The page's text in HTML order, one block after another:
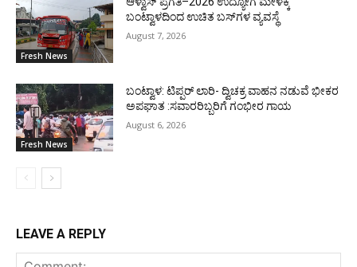
Fresh News
ಬಂಟ್ವಾಳದಿಂದ ಉಚಿತ ಬಸ್‌ಗಳ ವ್ಯವಸ್ಥೆ
August 7, 2026
Fresh News
ಬಂಟ್ವಾಳ: ಟಿಪ್ಪರ್ ಲಾರಿ- ದ್ವಿಚಕ್ರ ವಾಹನ ನಡುವೆ ಭೀಕರ
ಅಪಘಾತ :ಸವಾರರಿಬ್ಬರಿಗೆ ಗಂಭೀರ ಗಾಯ
August 6, 2026
LEAVE A REPLY